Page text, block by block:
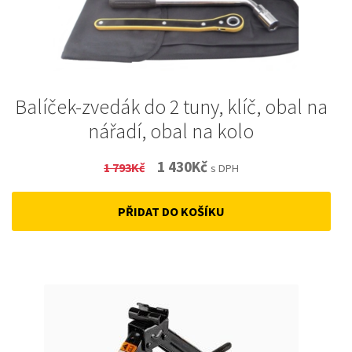
Balíček-zvedák do 2 tuny, klíč, obal na
nářadí, obal na kolo
1 793Kč
Original
price
was:
1 430KčCurrent
price
is:
s DPH
PŘIDAT DO KOŠÍKU